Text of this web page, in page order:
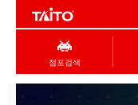
점포검색